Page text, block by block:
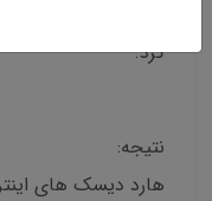
کرد.
نتیجه: